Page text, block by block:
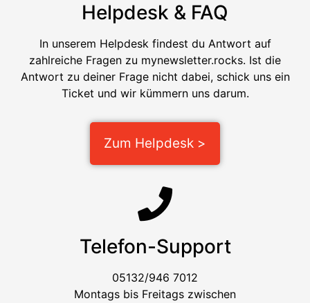
Helpdesk & FAQ
In unserem Helpdesk findest du Antwort auf
zahlreiche Fragen zu mynewsletter.rocks. Ist die
Antwort zu deiner Frage nicht dabei, schick uns ein
Ticket und wir kümmern uns darum.
Zum Helpdesk >
Telefon-Support
05132/946 7012
Montags bis Freitags zwischen